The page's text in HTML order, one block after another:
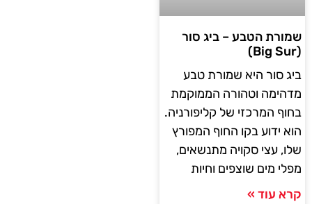
שמורת הטבע – ביג סור
(Big Sur)
ביג סור היא שמורת טבע
מדהימה וטהורה הממוקמת
בחוף המרכזי של קליפורניה.
הוא ידוע בקו החוף המפורץ
שלו, עצי סקויה מתנשאים,
מפלי מים שוצפים וחיות
קרא עוד »